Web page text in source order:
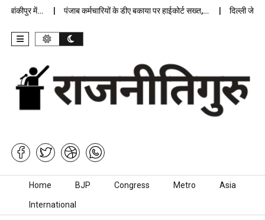
में… पंजाब कर्मचारियों के डीए बकाया पर हाईकोर्ट सख्त,… दिल्ली जेलों में
Skip to content
Home BJP Congress Metro Asia
International